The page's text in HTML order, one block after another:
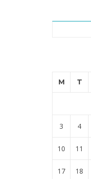
M T
3 4
10 11
17 18